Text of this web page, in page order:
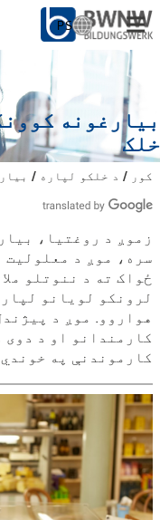
ژ
ر
ه
ک
ئ
PS
بیارغونه
خلک
د خلکو لپاره
د شرکتونو
زموږ څخه
د کار سره
ت
س
د
ل
ت
ه
ی
ا
س
ت
:
کور د خلکو لپاره
زموږ د روغتیا،
سره، موږ د
ځواک ته د ننوتلو
لرونکو لویانو
هواروو. موږ د
کارمندانو او د دوی
کارموندنې په